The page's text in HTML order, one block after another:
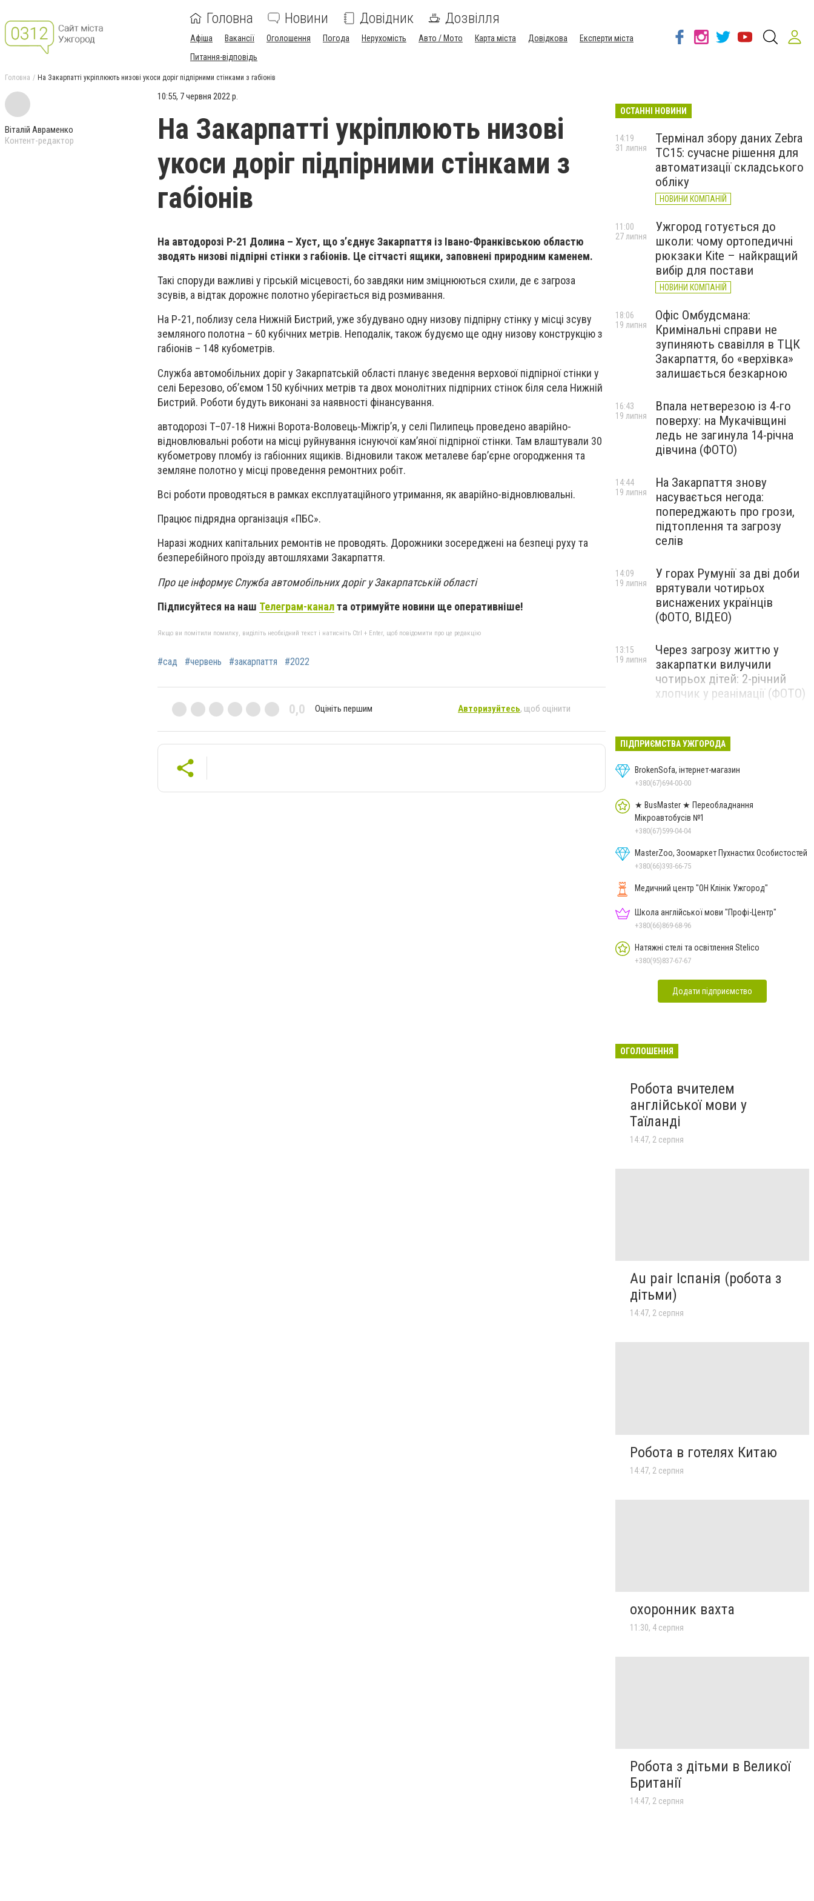
Головна Новини Довідник Дозвілля
Афіша Вакансії Оголошення Погода Нерухомість Авто / Мото Карта міста Довідкова
Експерти міста
Питання-відповідь
Головна На Закарпатті укріплюють низові укоси доріг підпірними стінками з габіонів
Віталій Авраменко
Контент-редактор
10:55, 7 червня 2022 р.
На Закарпатті укріплюють низові
укоси доріг підпірними стінками з
габіонів
На автодорозі Р-21 Долина – Хуст, що з’єднує Закарпаття із Івано-Франківською областю
зводять низові підпірні стінки з габіонів. Це сітчасті ящики, заповнені природним каменем.
Такі споруди важливі у гірській місцевості, бо завдяки ним зміцнюються схили, де є загроза
зсувів, а відтак дорожнє полотно уберігається від розмивання.
На Р-21, поблизу села Нижній Бистрий, уже збудувано одну низову підпірну стінку у місці зсуву
земляного полотна – 60 кубічних метрів. Неподалік, також будуємо ще одну низову конструкцію з
габіонів – 148 кубометрів.
Служба автомобільних доріг у Закарпатській області планує зведення верхової підпірної стінки у
селі Березово, об’ємом 150 кубічних метрів та двох монолітних підпірних стінок біля села Нижній
Бистрий. Роботи будуть виконані за наявності фінансування.
автодорозі Т–07-18 Нижні Ворота-Воловець-Міжгір’я, у селі Пилипець проведено аварійно-
відновлювальні роботи на місці руйнування існуючої кам’яної підпірної стінки. Там влаштували 30
кубометрову пломбу із габіонних ящиків. Відновили також металеве бар’єрне огородження та
земляне полотно у місці проведення ремонтних робіт.
Всі роботи проводяться в рамках експлуатаційного утримання, як аварійно-відновлювальні.
Працює підрядна організація «ПБС».
Наразі жодних капітальних ремонтів не проводять. Дорожники зосереджені на безпеці руху та
безперебійного проїзду автошляхами Закарпаття.
Про це інформує Служба автомобільних доріг у Закарпатській області
Підписуйтеся на наш Телеграм-каналта отримуйте новини ще оперативніше!
Якщо ви помітили помилку, виділіть необхідний текст і натисніть Ctrl + Enter, щоб повідомити про це редакцію
#сад #червень #закарпаття #2022
0,0 Оцініть першим Авторизуйтесь, щоб оцінити
ОСТАННІ НОВИНИ
Термінал збору даних Zebra
TC15: сучасне рішення для
автоматизації складського
обліку
НОВИНИ КОМПАНІЙ
14:19
31 липня
Ужгород готується до
школи: чому ортопедичні
рюкзаки Kite – найкращий
вибір для постави
НОВИНИ КОМПАНІЙ
11:00
27 липня
Офіс Омбудсмана:
Кримінальні справи не
зупиняють свавілля в ТЦК
Закарпаття, бо «верхівка»
залишається безкарною
18:06
19 липня
Впала нетверезою із 4-го
поверху: на Мукачівщині
ледь не загинула 14-річна
дівчина (ФОТО)
16:43
19 липня
На Закарпаття знову
насувається негода:
попереджають про грози,
підтоплення та загрозу
селів
14:44
19 липня
У горах Румунії за дві доби
врятували чотирьох
виснажених українців
(ФОТО, ВІДЕО)
14:09
19 липня
Через загрозу життю у
закарпатки вилучили
чотирьох дітей: 2-річний
хлопчик у реанімації (ФОТО)
13:15
19 липня
полеглим захисником
Артемом Ромчаком
19 липня
ПІДПРИЄМСТВА УЖГОРОДА
BrokenSofa, інтернет-магазин
+380(67)694-00-00
★ BusMaster ★ Переобладнання
Мікроавтобусів №1
+380(67)599-04-04
MasterZoo, Зоомаркет Пухнастих Особистостей
+380(66)393-66-75
Медичний центр "ОН Клінік Ужгород"
Школа англійської мови "Профі-Центр"
+380(66)869-68-96
Натяжні стелі та освітлення Stelico
+380(95)837-67-67
Додати підприємство
ОГОЛОШЕННЯ
Робота вчителем
англійської мови у
Таїланді
14:47, 2 серпня
Au pair Іспанія (робота з
дітьми)
14:47, 2 серпня
Робота в готелях Китаю
14:47, 2 серпня
охоронник вахта
11:30, 4 серпня
Робота з дітьми в Великої
Британії
14:47, 2 серпня